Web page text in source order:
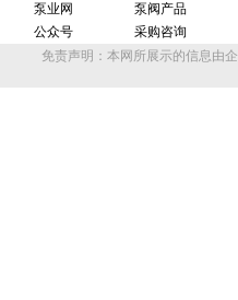
泵业网
公众号
泵阀产品
采购咨询
免责声明：本网所展示的信息由